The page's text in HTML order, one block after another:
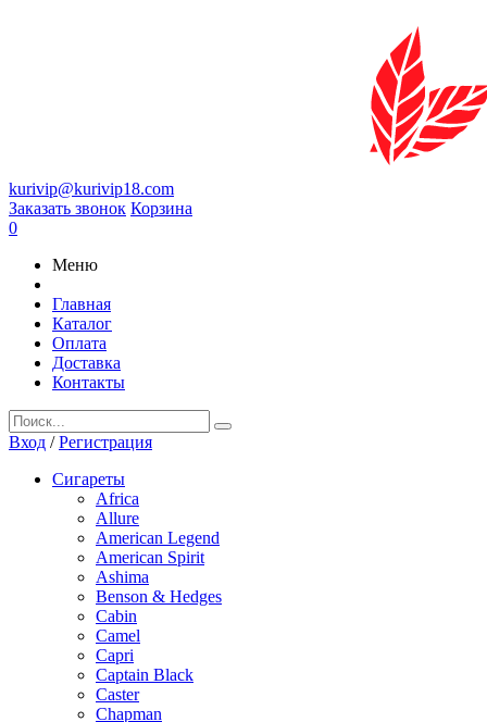
kurivip@kurivip18.com
Заказать звонок Корзина
0
Меню
Главная
Каталог
Оплата
Доставка
Контакты
Вход /Регистрация
Сигареты
Africa
Allure
American Legend
American Spirit
Ashima
Benson & Hedges
Cabin
Camel
Capri
Captain Black
Caster
Chapman